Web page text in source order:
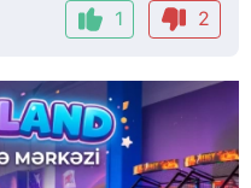
1 2